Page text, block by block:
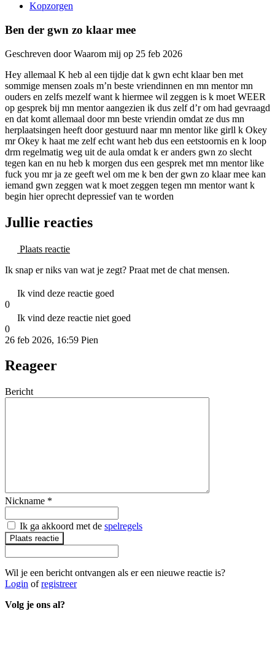
Kopzorgen
Ben der gwn zo klaar mee
Geschreven door Waarom mij op 25 feb 2026
Hey allemaal K heb al een tijdje dat k gwn echt klaar ben met
sommige mensen zoals m’n beste vriendinnen en mn mentor mn
ouders en zelfs mezelf want k hiermee wil zeggen is k moet WEER
op gesprek bij mn mentor aangezien ik dus zelf d’r om had gevraagd
en dat komt allemaal door mn beste vriendin omdat ze dus mn
herplaatsingen heeft door gestuurd naar mn mentor like girll k Okey
mr Okey k haat me zelf echt want heb dus een eetstoornis en k loop
drm regelmatig weg uit de aula omdat k er anders gwn zo slecht
tegen kan en nu heb k morgen dus een gesprek met mn mentor like
fuck you mr ja ze geeft wel om me k ben der gwn zo klaar mee kan
iemand gwn zeggen wat k moet zeggen tegen mn mentor want k
begin hier oprecht depressief van te worden
Jullie reacties
Plaats reactie
Ik snap er niks van wat je zegt? Praat met de chat mensen.
Ik vind deze reactie goed
0
Ik vind deze reactie niet goed
0
26 feb 2026, 16:59 Pien
Reageer
Bericht
Nickname *
Ik ga akkoord met de spelregels
Plaats reactie
Wil je een bericht ontvangen als er een nieuwe reactie is?
Login ofregistreer
Volg je ons al?